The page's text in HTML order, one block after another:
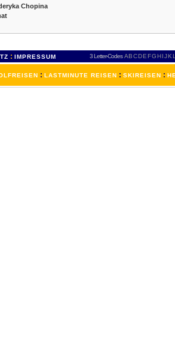
Chopina
: IMPRESSUM 3 Letter-Codes ABCDEFGH IJKL
: LASTMINUTE REISEN : SKIREISEN :